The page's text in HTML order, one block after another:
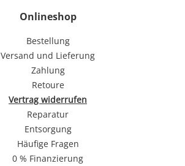
Onlineshop
Bestellung
Versand und Lieferung
Zahlung
Retoure
Vertrag widerrufen
Reparatur
Entsorgung
Häufige Fragen
0 % Finanzierung